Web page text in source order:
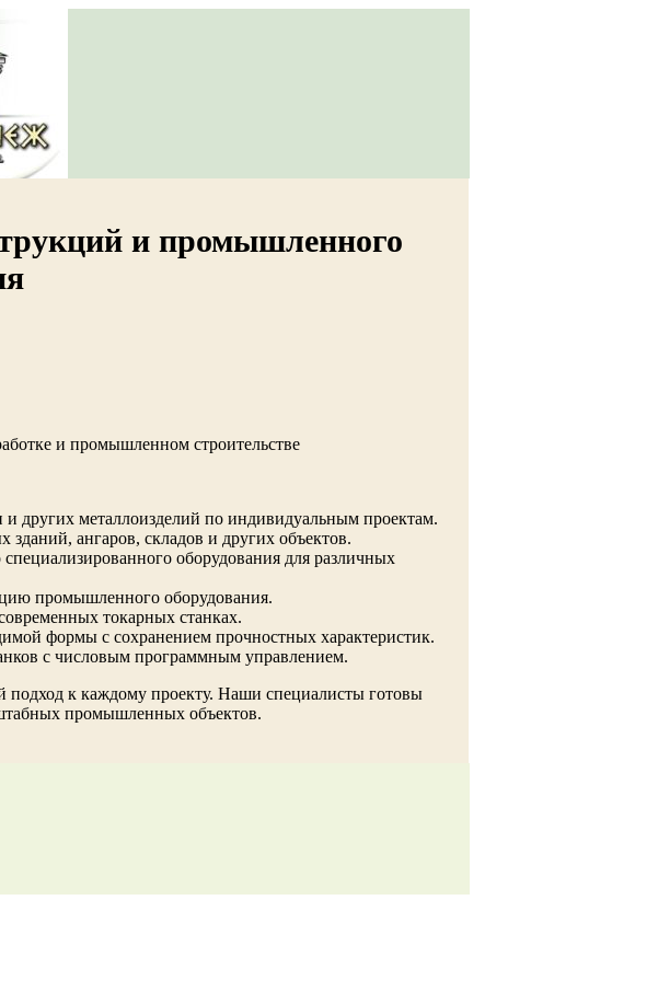
и промышленного
и промышленном строительстве
других металлоизделий по индивидуальным проектам.
ангаров, складов и других объектов.
специализированного оборудования для различных
промышленного оборудования.
токарных станках.
формы с сохранением прочностных характеристик.
с числовым программным управлением.
подход к каждому проекту. Наши специалисты готовы
промышленных объектов.